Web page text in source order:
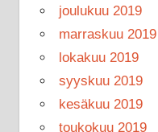
joulukuu 2019
marraskuu 2019
lokakuu 2019
syyskuu 2019
kesäkuu 2019
toukokuu 2019